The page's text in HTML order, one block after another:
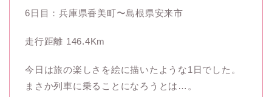
6日目：兵庫県香美町〜島根県安来市
走行距離 146.4Km
今日は旅の楽しさを絵に描いたような1日でした。
まさか列車に乗ることになろうとは…。